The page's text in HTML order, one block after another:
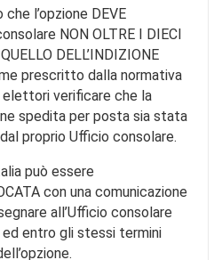
l’opzione DEVE
NON OLTRE I DIECI
DELL’INDIZIONE
prescritto dalla normativa
elettori verificare che la
spedita per posta sia stata
proprio Ufficio consolare.
può essere
con una comunicazione
all’Ufficio consolare
entro gli stessi termini